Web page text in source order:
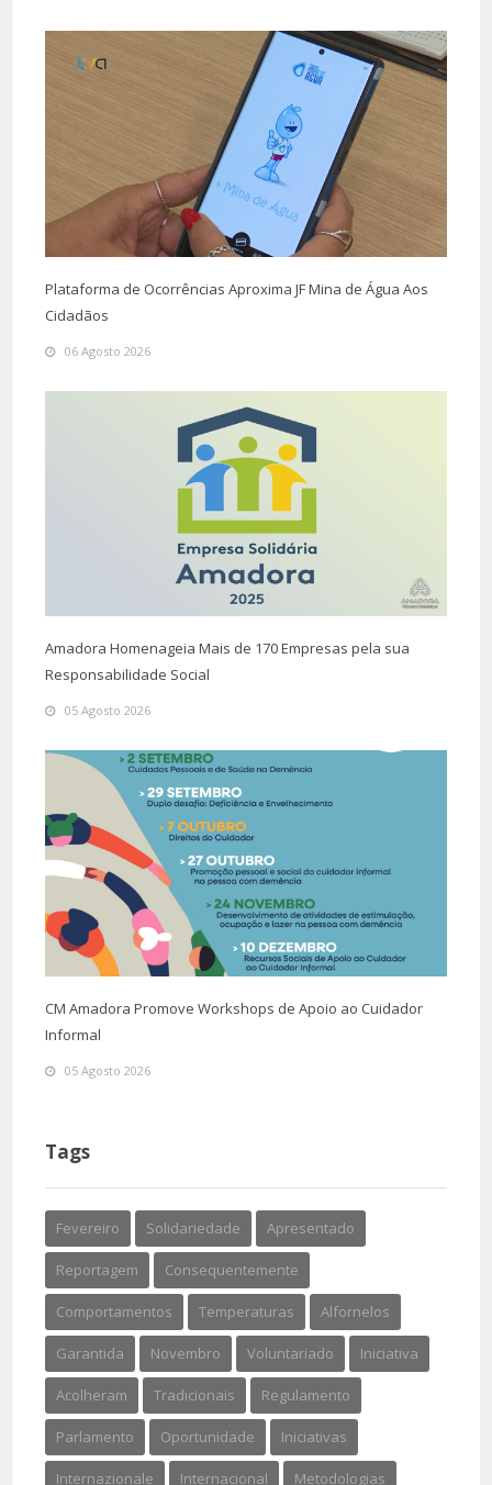
Plataforma de Ocorrências Aproxima JF Mina de Água Aos
Cidadãos
06 Agosto 2026
Amadora Homenageia Mais de 170 Empresas pela sua
Responsabilidade Social
05 Agosto 2026
CM Amadora Promove Workshops de Apoio ao Cuidador
Informal
05 Agosto 2026
Tags
Fevereiro Solidariedade Apresentado
Reportagem Consequentemente
Comportamentos Temperaturas Alfornelos
Garantida Novembro Voluntariado Iniciativa
Acolheram Tradicionais Regulamento
Parlamento Oportunidade Iniciativas
Internazionale Internacional Metodologias